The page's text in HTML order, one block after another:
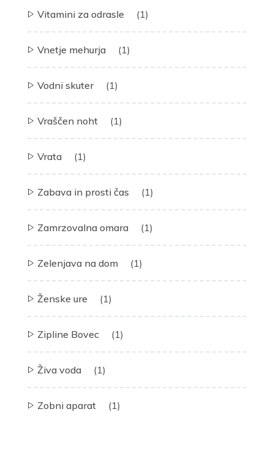
Vitamini za odrasle (1)
Vnetje mehurja (1)
Vodni skuter (1)
Vraščen noht (1)
Vrata (1)
Zabava in prosti čas (1)
Zamrzovalna omara (1)
Zelenjava na dom (1)
Ženske ure (1)
Zipline Bovec (1)
Živa voda (1)
Zobni aparat (1)